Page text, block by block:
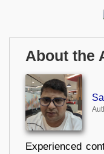
About the
Experienced